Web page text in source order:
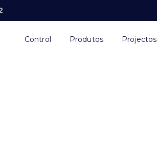
Control Produtos Projectos